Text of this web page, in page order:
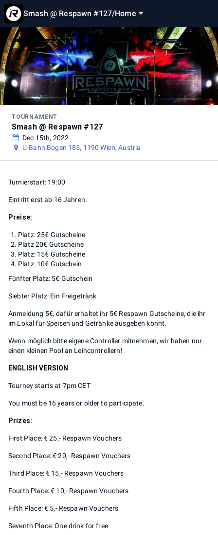
Smash @ Respawn #127/Home
TOURNAMENT
Smash @ Respawn #127
Dec 15th, 2022
U-Bahn Bogen 185, 1190 Wien, Austria
Turnierstart: 19:00
Eintritt erst ab 16 Jahren.
Preise:
Platz: 25€ Gutscheine
Platz 20€ Gutscheine
Platz: 15€ Gutscheine
Platz: 10€ Gutschein
Fünfter Platz: 5€ Gutschein
Siebter Platz: Ein Freigetränk
Anmeldung 5€, dafür erhaltet ihr 5€ Respawn Gutscheine, die ihr
im Lokal für Speisen und Getränke ausgeben könnt.
Wenn möglich bitte eigene Controller mitnehmen, wir haben nur
einen kleinen Pool an Leihcontrollern!
ENGLISH VERSION
Tourney starts at 7pm CET
You must be 16 years or older to participate.
Prizes:
First Place: € 25,- Respawn Vouchers
Second Place: € 20,- Respawn Vouchers
Third Place: € 15,- Respawn Vouchers
Fourth Place: € 10,- Respawn Vouchers
Fifth Place: € 5,- Respawn Vouchers
Seventh Place: One drink for free